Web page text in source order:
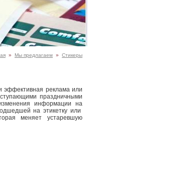
» Мы предлагаем » Стикеры
эффективная реклама или
праздничными
информации на
на этикетку или
меняет устаревшую